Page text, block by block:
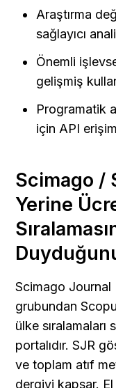
Araştırma
sağlayıcı
Önemli
gelişmiş
Programatik
için API
Scimago /
Yerine
Scimago Journal
grubundan
ülke
portalıdır. SJR
ve toplam atıf
dergiyi kapsar. El